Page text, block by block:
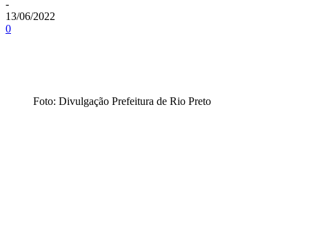
-
13/06/2022
0
Foto: Divulgação Prefeitura de Rio Preto